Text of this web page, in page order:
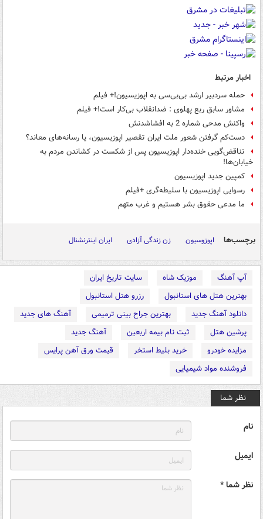
اخبار مرتبط
حمله سردبیر ارشد بی‌بی‌سی به اپوزیسیون!+ فیلم
مشاور سابق ربع پهلوی : ضدانقلاب بی‌کار است!+ فیلم
واکنش مدحی شماره 2 به افشاشدنش
دست‌کم گرفتن شعور ملت ایران تقصیر اپوزیسیون، یا رسانه‌های معاند؟
تناقض‌گویی خنده‌دار اپوزیسیون پس از شکست در کشاندن مردم به
خیابان‌ها!
کمپین جدید اپوزیسیون
رسوایی اپوزیسیون با سلیطه‌گری +فیلم
ما مدعی حقوق بشر هستیم و غرب متهم
برچسب‌ها اپوزوسیون زن زندگی آزادی ایران اینترنشنال
آپ آهنگ موزیک شاه
سایت تاریخ ایران
بهترین هتل های استانبول
رزرو هتل استانبول
دانلود آهنگ جدید
بهترین جراح بینی ترمیمی
آهنگ های جدید
پرشین هتل
ثبت نام بیمه اربعین
آهنگ جدید
مزایده خودرو
خرید بلیط استخر
قیمت ورق آهن پرایس
فروشنده مواد شیمیایی
نظر شما
نام
ایمیل
نظر شما *